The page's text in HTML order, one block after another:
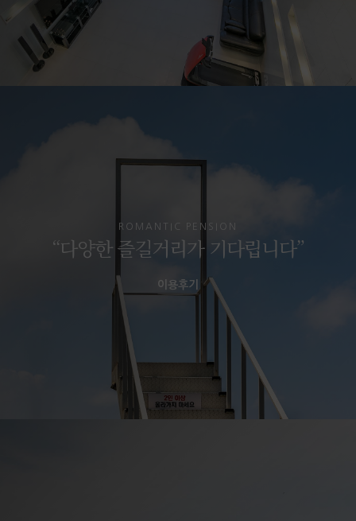
ROMANTIC PENSION
“다양한 즐길거리가 기다립니다”
이용후기